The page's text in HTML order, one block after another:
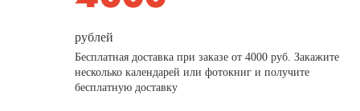
рублей
Бесплатная доставка при заказе от 4000 руб. Закажите
несколько календарей или фотокниг и получите
бесплатную доставку